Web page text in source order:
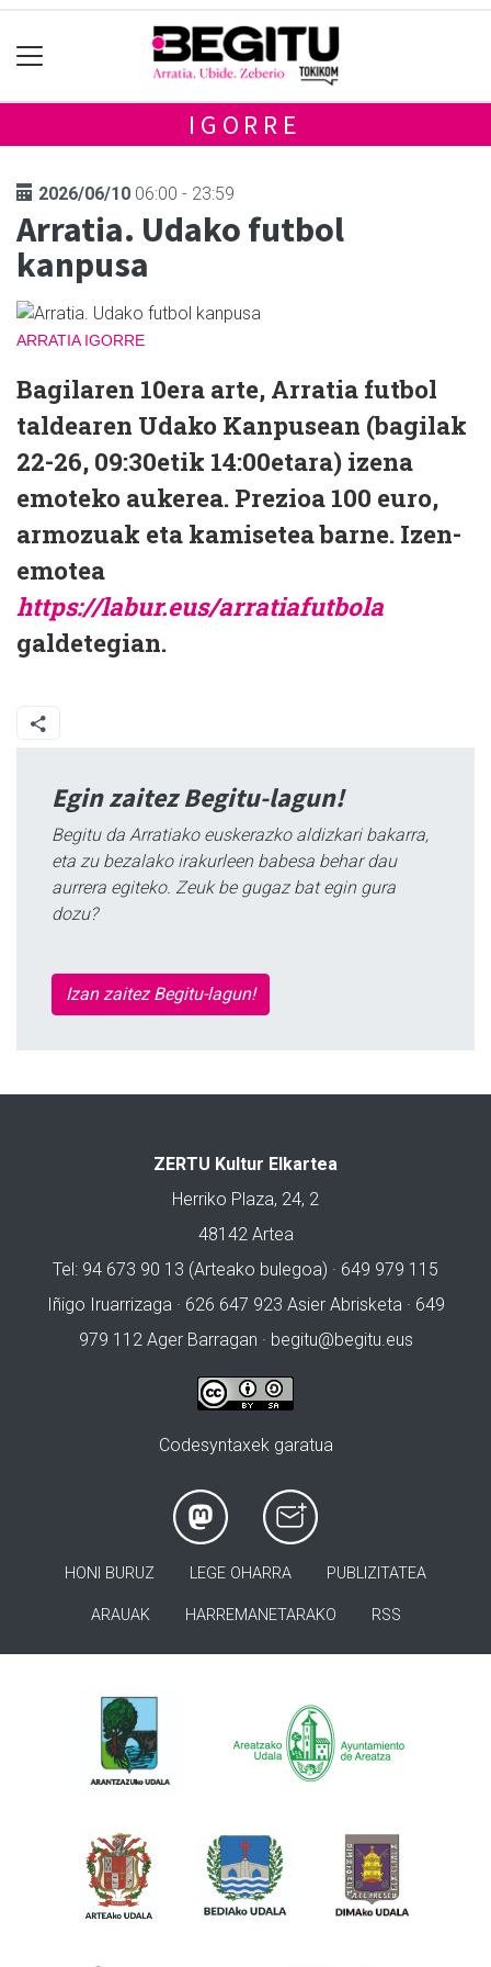
IGORRE
2026/06/10 06:00 - 23:59
Arratia. Udako futbol
kanpusa
ARRATIA IGORRE
Bagilaren 10era arte, Arratia futbol
taldearen Udako Kanpusean (bagilak
22-26, 09:30etik 14:00etara) izena
emoteko aukerea. Prezioa 100 euro,
armozuak eta kamisetea barne. Izen-
emotea
https://labur.eus/arratiafutbola
galdetegian.
Egin zaitez Begitu-lagun!
Begitu da Arratiako euskerazko aldizkari bakarra,
eta zu bezalako irakurleen babesa behar dau
aurrera egiteko. Zeuk be gugaz bat egin gura
dozu?
Izan zaitez Begitu-lagun!
ZERTU Kultur Elkartea
Herriko Plaza, 24, 2
48142 Artea
Tel: 94 673 90 13 (Arteako bulegoa) · 649 979 115
Iñigo Iruarrizaga · 626 647 923 Asier Abrisketa · 649
979 112 Ager Barragan · begitu@begitu.eus
Codesyntaxek garatua
HONI BURUZ LEGE OHARRA PUBLIZITATEA
ARAUAK HARREMANETARAKO RSS